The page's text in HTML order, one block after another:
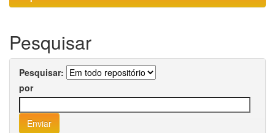
Pesquisar
Pesquisar:
por